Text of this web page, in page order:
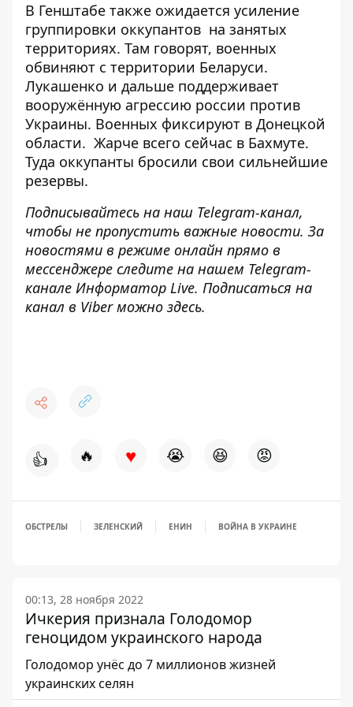
В Генштабе также ожидается усиление
группировки оккупантов на занятых
территориях. Там говорят, военных
обвиняют с территории Беларуси.
Лукашенко и дальше поддерживает
вооружённую агрессию россии против
Украины. Военных фиксируют в Донецкой
области. Жарче всего сейчас в Бахмуте.
Туда оккупанты бросили свои сильнейшие
резервы.
Подписывайтесь на наш Telegram-канал,
чтобы не пропустить важные новости. За
новостями в режиме онлайн прямо в
мессенджере следите на нашем Telegram-
канале Информатор Live. Подписаться на
канал в Viber можно здесь.
👍 🔥 ♥ 😭 😆 😡
ОБСТРЕЛЫ ЗЕЛЕНСКИЙ ЕНИН ВОЙНА В УКРАИНЕ
00:13, 28 ноября 2022
Ичкерия признала Голодомор
геноцидом украинского народа
Голодомор унёс до 7 миллионов жизней
украинских селян